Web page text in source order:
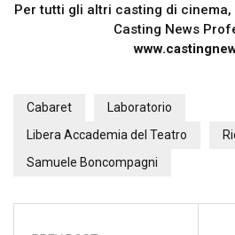
Per tutti gli altri casting di cinema,
Casting News
Cabaret
Laboratorio
Libera Accademia del Teatro
Samuele Boncompagni